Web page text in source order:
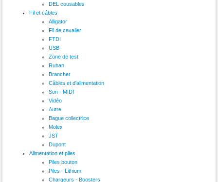
DEL cousables
Fil et câbles
Alligator
Fil de cavalier
FTDI
USB
Zone de test
Ruban
Brancher
Câbles et d'alimentation
Son - MIDI
Vidéo
Autre
Bague collectrice
Molex
JST
Dupont
Alimentation et piles
Piles bouton
Piles - Lithium
Chargeurs - Boosters